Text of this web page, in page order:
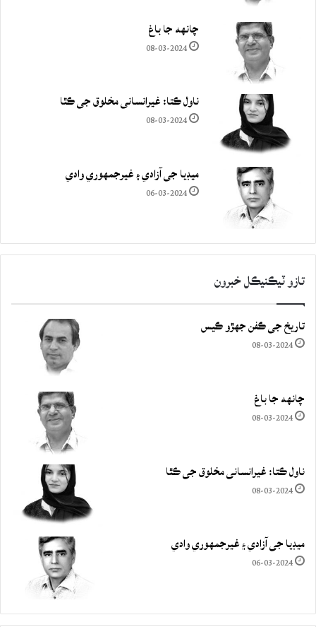
چانهه جا باغ
08-03-2024
ناول ڪتا: غيرانساني مخلوق جي ڪٿا
08-03-2024
ميڊيا جي آزادي ۽ غيرجمھوري وادي
06-03-2024
تازو ٽيڪنيڪل خبرون
تاريخ جي ڪفن جھڙو ڪيس
08-03-2024
چانهه جا باغ
08-03-2024
ناول ڪتا: غيرانساني مخلوق جي ڪٿا
08-03-2024
ميڊيا جي آزادي ۽ غيرجمھوري وادي
06-03-2024